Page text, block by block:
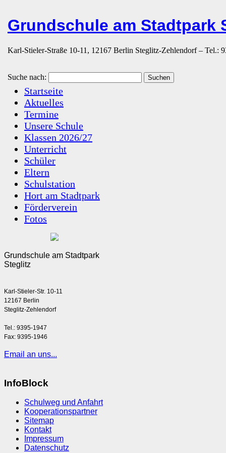
Grundschule am Stadtpark
Karl-Stieler-Straße 10-11, 12167 Berlin Steglitz-Zehlendorf – Tel.:
Suche nach:
Startseite
Aktuelles
Termine
Unsere Schule
Klassen 2026/27
Unterricht
Schüler
Eltern
Schulstation
Hort am Stadtpark
Förderverein
Fotos
Grundschule am Stadtpark
Steglitz
Karl-Stieler-Str. 10-11
12167 Berlin
Steglitz-Zehlendorf
Tel.: 9395-1947
Fax: 9395-1946
Email an uns...
InfoBlock
Schulweg und Anfahrt
Kooperationspartner
Sitemap
Kontakt
Impressum
Datenschutz